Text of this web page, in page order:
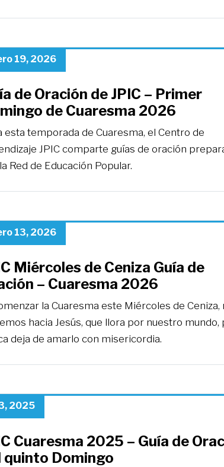
19, 2026
de Oración de JPIC – Primer
de Cuaresma 2026
esta temporada de Cuaresma, el Centro de
JPIC comparte guías de oración
Red de Educación Popular.
13, 2026
Miércoles de Ceniza Guía de
– Cuaresma 2026
la Cuaresma este Miércoles de Ceniza,
hacia Jesús, que llora por nuestro mundo,
deja de amarlo con misericordia.
2025
Cuaresma 2025 – Guía de
quinto Domingo